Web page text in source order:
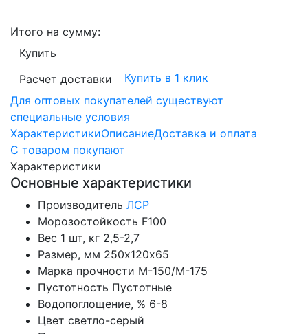
Итого на сумму:
Купить
Расчет доставки
Купить в 1 клик
Для оптовых покупателей существуют
специальные условия
ХарактеристикиОписаниеДоставка и оплата
С товаром покупают
Характеристики
Основные характеристики
Производитель ЛСР
Морозостойкость F100
Вес 1 шт, кг 2,5-2,7
Размер, мм 250х120х65
Марка прочности М-150/M-175
Пустотность Пустотные
Водопоглощение, % 6-8
Цвет светло-серый